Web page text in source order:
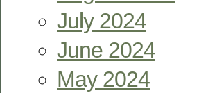
July 2024
June 2024
May 2024